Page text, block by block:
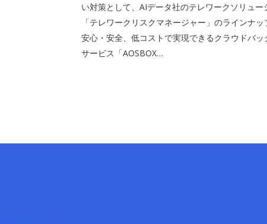
い対策として、AIデータ社のテレワークソリュー
「テレワークリスクマネージャー」のラインナッ
安心・安全、低コストで実現できるクラウドバッ
サービス「AOSBOX…